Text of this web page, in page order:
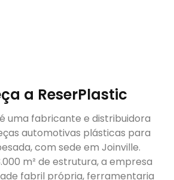
a ReserPlastic
uma fabricante e distribuidora
automotivas plásticas para
com sede em Joinville.
m² de estrutura, a empresa
fabril própria, ferramentaria